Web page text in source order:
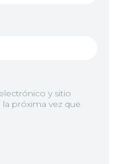
y sitio
próxima vez que